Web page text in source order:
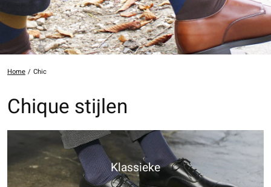
Home / Chic
Chique stijlen
Klassieke